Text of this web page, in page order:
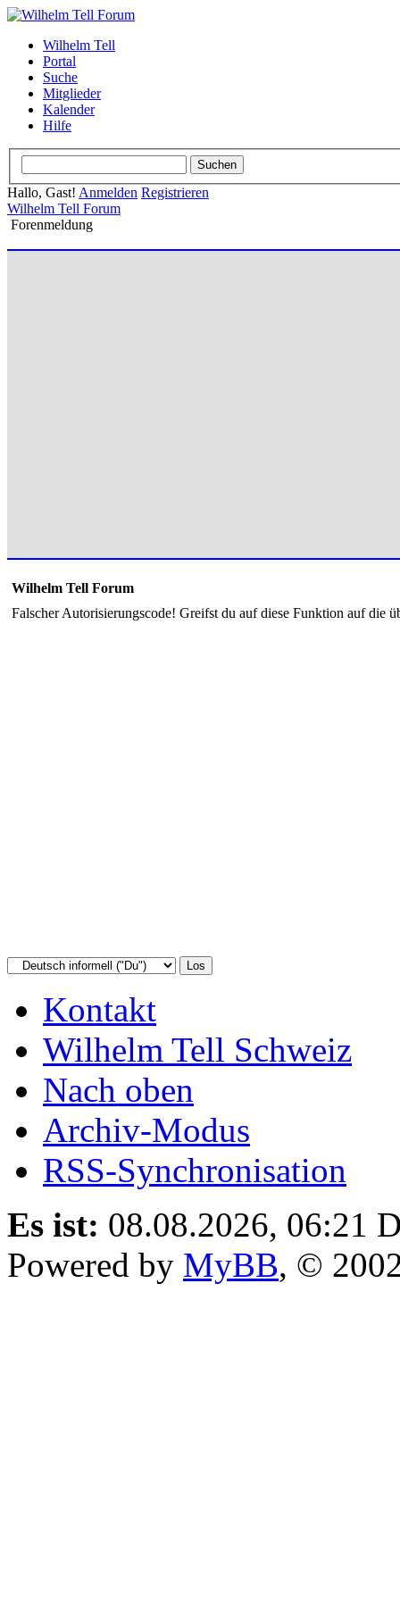
Wilhelm Tell
Portal
Suche
Mitglieder
Kalender
Hilfe
Hallo, Gast! Anmelden Registrieren
Wilhelm Tell Forum
Forenmeldung
Wilhelm Tell Forum
Falscher Autorisierungscode! Greifst du auf diese Funktion auf die
Kontakt
Wilhelm Tell Schweiz
Nach oben
Archiv-Modus
RSS-Synchronisation
Es ist: 08.08.2026, 06:21
Powered by MyBB, ©